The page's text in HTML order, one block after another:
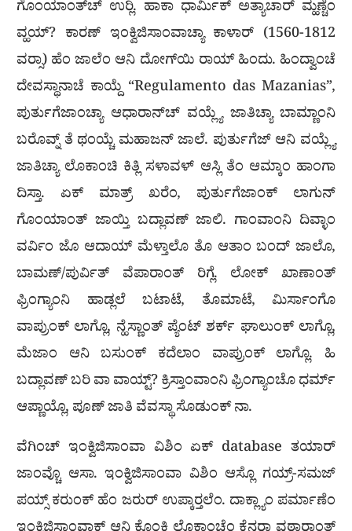
ಗೊಂಯಾಂತ್‍ಚ್ ಉರ‍್ಲಿ. ಹಾಕಾ ಧಾರ್ಮಿಕ್ ಅತ್ಯಾಚಾರ್ ಮ್ಹಣ್ಚೆಂ
ವ್ಹಯ್? ಕಾರಣ್ ಇಂಕ್ವಿಜಿಸಾಂವಾಚ್ಯಾ ಕಾಳಾರ್ (1560-1812
ವರ್‍ಸಾ) ಹೆಂ ಜಾಲೆಂ ಆನಿ ದೋಗ್‍ಯಿ ರಾಯ್ ಹಿಂದು. ಹಿಂದ್ವಾಂಚೆ
ದೇವಸ್ಥಾನಾಚೆ ಕಾಯ್ದೆ “Regulamento das Mazanias”,
ಪುರ್ತುಗೆಜಾಂಚ್ಯಾ ಆಧಾರಾನ್‍ಚ್ ವಯ್ಲ್ಯೆ ಜಾತಿಚ್ಯಾ ಬಾಮ್ಣಾಂನಿ
ಬರೊವ್ನ್ ತೆ ಥಂಯ್ಚೆ ಮಹಾಜನ್ ಜಾಲೆ. ಪುರ್ತುಗೆಜ್ ಆನಿ ವಯ್ಲ್ಯೆ
ಜಾತಿಚ್ಯಾ ಲೊಕಾಂಚಿ ಕಿತ್ಲಿ ಸಳಾವಳ್ ಆಸ್ಲಿ ತೆಂ ಆಮ್ಕಾಂ ಹಾಂಗಾ
ದಿಸ್ತಾ. ಏಕ್ ಮಾತ್ರ್ ಖರೆಂ, ಪುರ್ತುಗೆಜಾಂಕ್ ಲಾಗುನ್
ಗೊಂಯಾಂತ್ ಜಾಯ್ತಿ ಬದ್ಲಾವಣ್ ಜಾಲಿ. ಗಾಂವಾಂನಿ ದಿವ್ಳಾಂ
ವರ್ವಿಂ ಜೊ ಆದಾಯ್ ಮೆಳ್ತಾಲೊ ತೊ ಆತಾಂ ಬಂದ್ ಜಾಲೊ,
ಬಾಮಣ್/ಪುರ್ವಿತ್ ವೆಪಾರಾಂತ್ ರಿಗ್ಲೆ. ಲೋಕ್ ಖಾಣಾಂತ್
ಫ್ರಿಂಗ್ಯಾಂನಿ ಹಾಡ್ಲಲೆ ಬಟಾಟೆ, ತೊಮಾಟೆ, ಮಿರ್ಸಾಂಗೊ
ವಾಪ್ರುಂಕ್ ಲಾಗ್ಲೊ, ನ್ಹೆಸ್ಣಾಂತ್ ಪ್ಯೆಂಟ್ ಶರ್ಕ್ ಘಾಲುಂಕ್ ಲಾಗ್ಲೊ,
ಮೆಜಾಂ ಆನಿ ಬಸುಂಕ್ ಕದೆಲಾಂ ವಾಪ್ರುಂಕ್ ಲಾಗ್ಲೊ. ಹಿ
ಬದ್ಲಾವಣ್ ಬರಿ ವಾ ವಾಯ್ಟ್? ಕ್ರಿಸ್ತಾಂವಾಂನಿ ಫ್ರಿಂಗ್ಯಾಂಚೊ ಧರ್ಮ್
ಆಪ್ಣಾಯ್ಲೊ, ಪೂಣ್ ಜಾತಿ ವೆವಸ್ಥಾ ಸೊಡುಂಕ್ ನಾ.
ವೆಗಿಂಚ್ ಇಂಕ್ವಿಜಿಸಾಂವಾ ವಿಶಿಂ ಏಕ್ database ತಯಾರ್
ಜಾಂವ್ಚೊ ಆಸಾ. ಇಂಕ್ವಿಜಿಸಾಂವಾ ವಿಶಿಂ ಆಸ್ಲೊ ಗಯ್ರ್-ಸಮಜ್
ಪಯ್ಸ್ ಕರುಂಕ್ ಹೆಂ ಜರುರ್ ಉಪ್ಕಾರ‍್ತಲೆಂ. ದಾಕ್ಲ್ಯಾಂ ಪರ್ಮಾಣೆಂ